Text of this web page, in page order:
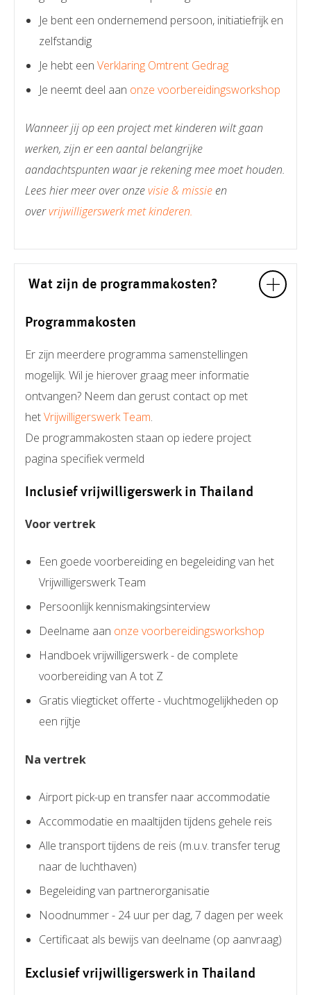
Je bent een ondernemend persoon, initiatiefrijk en
zelfstandig
Je hebt een Verklaring Omtrent Gedrag
Je neemt deel aan onze voorbereidingsworkshop
Wanneer jij op een project met kinderen wilt gaan
werken, zijn er een aantal belangrijke
aandachtspunten waar je rekening mee moet houden.
Lees hier meer over onzevisie & missie en
overvrijwilligerswerk met kinderen.
Wat zijn de programmakosten?
Programmakosten
Er zijn meerdere programma samenstellingen
mogelijk. Wil je hierover graag meer informatie
ontvangen? Neem dan gerust contact op met
hetVrijwilligerswerk Team.
De programmakosten staan op iedere project
pagina specifiek vermeld
Inclusief vrijwilligerswerk in Thailand
Voor vertrek
Een goede voorbereiding en begeleiding van het
Vrijwilligerswerk Team
Persoonlijk kennismakingsinterview
Deelname aan onze voorbereidingsworkshop
Handboek vrijwilligerswerk - de complete
voorbereiding van A tot Z
Gratis vliegticket offerte - vluchtmogelijkheden op
een rijtje
Na vertrek
Airport pick-up en transfer naar accommodatie
Accommodatie en maaltijden tijdens gehele reis
Alle transport tijdens de reis (m.u.v. transfer terug
naar de luchthaven)
Begeleiding van partnerorganisatie
Noodnummer - 24 uur per dag, 7 dagen per week
Certificaat als bewijs van deelname (op aanvraag)
Exclusief vrijwilligerswerk in Thailand